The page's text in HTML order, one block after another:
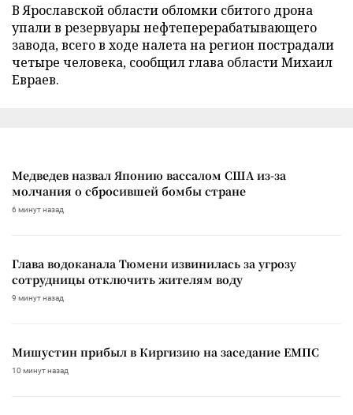
В Ярославской области обломки сбитого дрона
упали в резервуары нефтеперерабатывающего
завода, всего в ходе налета на регион пострадали
четыре человека, сообщил глава области Михаил
Евраев.
Медведев назвал Японию вассалом США из-за
молчания о сбросившей бомбы стране
6 минут назад
Глава водоканала Тюмени извинилась за угрозу
сотрудницы отключить жителям воду
9 минут назад
Мишустин прибыл в Киргизию на заседание ЕМПС
10 минут назад